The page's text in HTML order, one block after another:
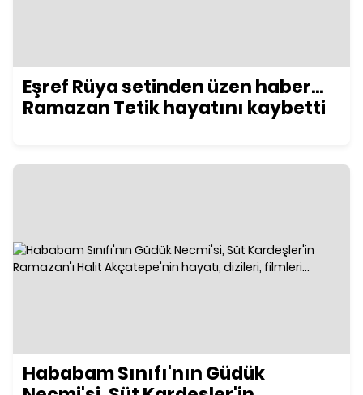
Eşref Rüya setinden üzen haber...
Ramazan Tetik hayatını kaybetti
Hababam Sınıfı'nın Güdük